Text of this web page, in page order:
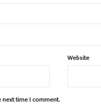
Website
next time I comment.